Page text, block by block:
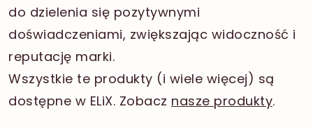
do dzielenia się pozytywnymi
doświadczeniami, zwiększając widoczność i
reputację marki.
Wszystkie te produkty (i wiele więcej) są
dostępne w ELiX. Zobacz nasze produkty.